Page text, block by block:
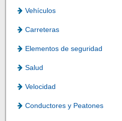
Vehículos
Carreteras
Elementos de seguridad
Salud
Velocidad
Conductores y Peatones